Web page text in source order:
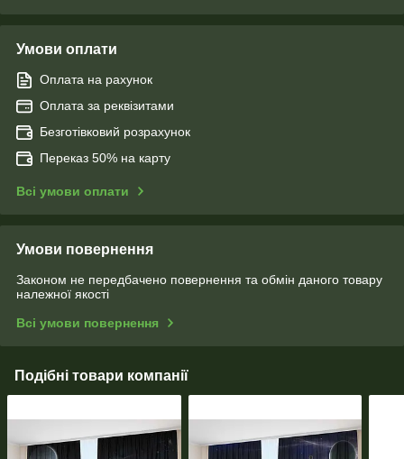
Умови оплати
Оплата на рахунок
Оплата за реквізитами
Безготівковий розрахунок
Переказ 50% на карту
Всі умови оплати
Умови повернення
Законом не передбачено повернення та обмін даного товару
належної якості
Всі умови повернення
Подібні товари компанії